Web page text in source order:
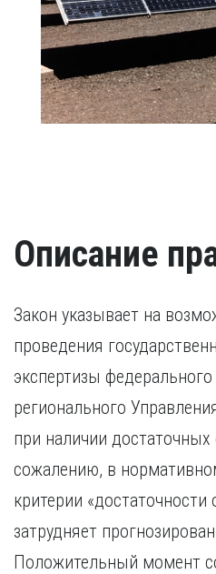
Описание
Закон указывает на
проведения
экспертизы
регионального
при наличии
сожалению, в
критерии «достаточности
затрудняет
Положительный момент